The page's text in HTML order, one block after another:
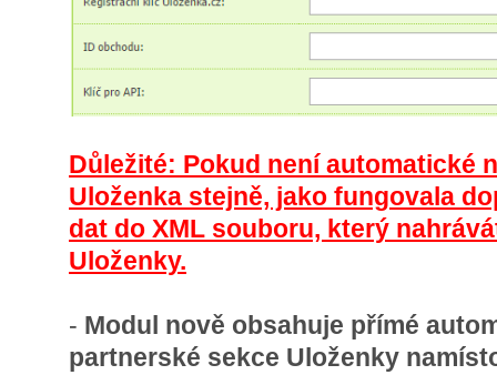
Důležité: Pokud není automatické
Uloženka stejně, jako fungovala
dat do XML souboru, který
Uloženky.
- Modul nově obsahuje přímé
partnerské sekce Uloženky